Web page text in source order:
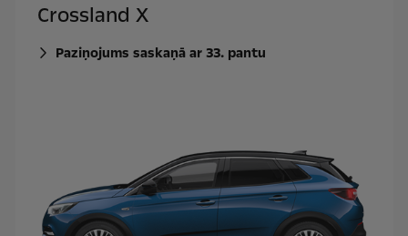
Crossland X
Paziņojums saskaņā ar 33. pantu